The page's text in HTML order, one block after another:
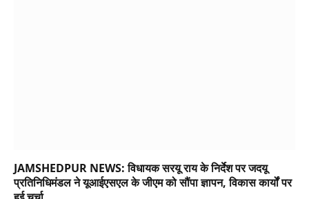
JAMSHEDPUR NEWS: विधायक सरयू राय के निर्देश पर जदयू
प्रतिनिधिमंडल ने यूआईएसएल के जीएम को सौंपा ज्ञापन, विकास कार्यों पर